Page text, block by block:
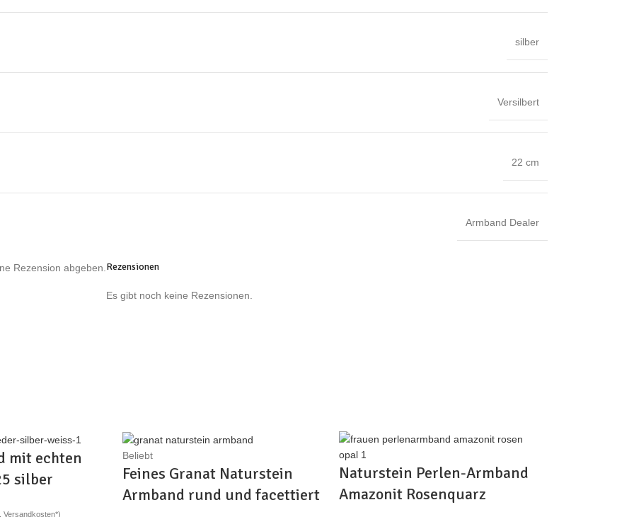
silber
Versilbert
22 cm
Armband Dealer
Rezensionen
Es gibt noch keine Rezensionen.
Rezension abgeben.
mit echten
silber
Versandkosten*)
Beliebt
Feines Granat Naturstein
Armband rund und facettiert
Naturstein Perlen-Armband
Amazonit Rosenquarz